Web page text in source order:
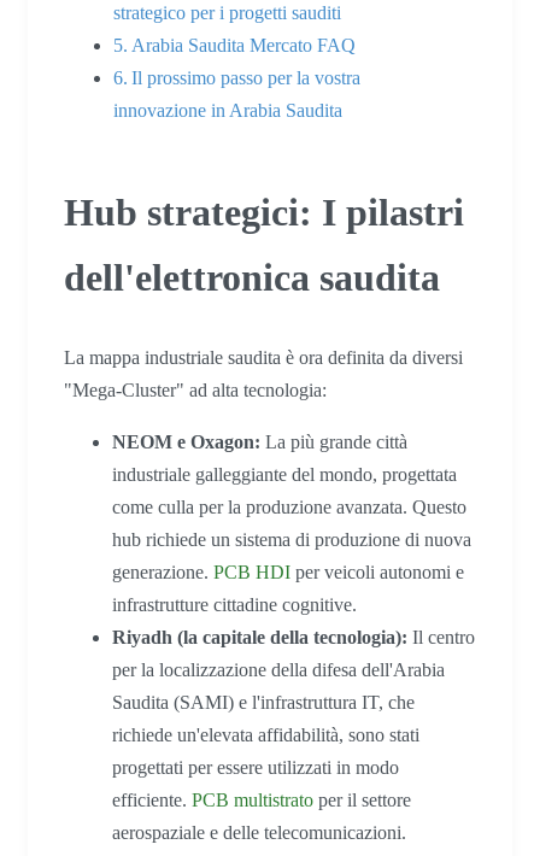
strategico per i progetti sauditi
Arabia Saudita Mercato FAQ
Il prossimo passo per la vostra
innovazione in Arabia Saudita
Hub strategici: I pilastri
dell'elettronica saudita
La mappa industriale saudita è ora definita da diversi
"Mega-Cluster" ad alta tecnologia:
NEOM e Oxagon: La più grande città
industriale galleggiante del mondo, progettata
come culla per la produzione avanzata. Questo
hub richiede un sistema di produzione di nuova
generazione. PCB HDI per veicoli autonomi e
infrastrutture cittadine cognitive.
Riyadh (la capitale della tecnologia): Il centro
per la localizzazione della difesa dell'Arabia
Saudita (SAMI) e l'infrastruttura IT, che
richiede un'elevata affidabilità, sono stati
progettati per essere utilizzati in modo
efficiente. PCB multistrato per il settore
aerospaziale e delle telecomunicazioni.